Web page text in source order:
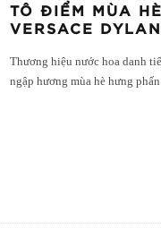
TÔ ĐIỂM MÙA
VERSACE
Thương hiệu nước hoa danh
ngập hương mùa hè hưng